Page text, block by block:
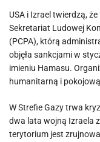
USA i Izrael twierdzą,
Sekretariat Ludowej
(PCPA), którą
objęła sankcjami w
imieniu Hamasu.
humanitarną i
W Strefie Gazy trwa
dwa lata wojną Izraela
terytorium jest